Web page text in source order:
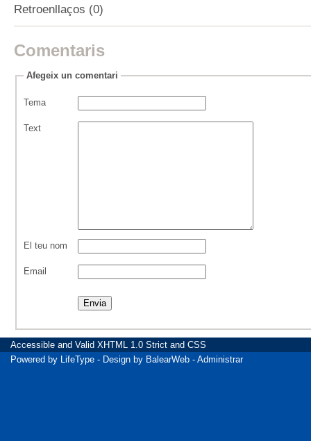
Retroenllaços (0)
Comentaris
Afegeix un comentari
Tema
Text
El teu nom
Email
Accessible and Valid XHTML 1.0 Strict and CSS
Powered by LifeType - Design by BalearWeb - Administrar